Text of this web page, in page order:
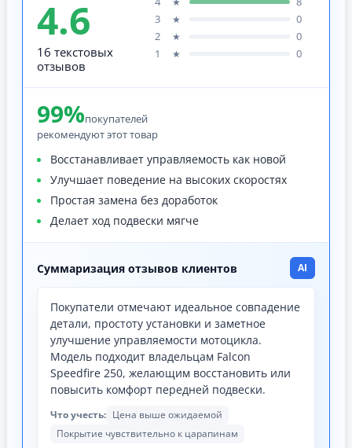
4.6
16 текстовых
отзывов
3
★
0
2
★
0
1
★ 0
99%покупателей
рекомендуют этот товар
Восстанавливает управляемость как новой
Улучшает поведение на высоких скоростях
Простая замена без доработок
Делает ход подвески мягче
Суммаризация отзывов клиентов AI
Покупатели отмечают идеальное совпадение
детали, простоту установки и заметное
улучшение управляемости мотоцикла.
Модель подходит владельцам Falcon
Speedfire 250, желающим восстановить или
повысить комфорт передней подвески.
Что учесть: Цена выше ожидаемой
Покрытие чувствительно к царапинам